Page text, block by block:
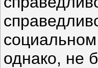
однако, не